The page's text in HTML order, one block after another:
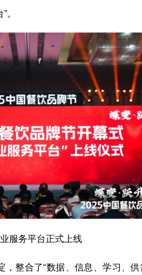
。
服务平台正式上线
合了“数据、信息、学习、供